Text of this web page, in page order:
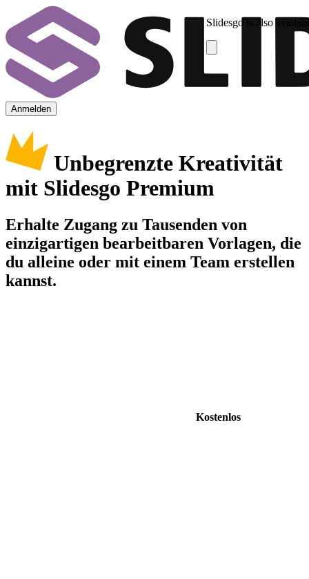
Slidesgo is also
Anmelden
Unbegrenzte Kreativität
mit Slidesgo Premium
Erhalte Zugang zu Tausenden von
einzigartigen bearbeitbaren Vorlagen, die
du alleine oder mit einem Team erstellen
kannst.
Kostenlos